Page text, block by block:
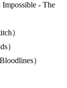
Impossible - The
）
）
）